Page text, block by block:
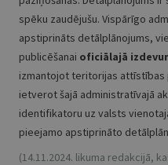
spēku zaudējušu. Vispārīgo
apstiprināts detālplānojums,
publicēšanai oficiālajā
izmantojot teritorijas attīstības
ietverot šajā administratīvajā
identifikatoru uz valsts
pieejamo apstiprināto
(14.11.2024. likuma redakcijā,